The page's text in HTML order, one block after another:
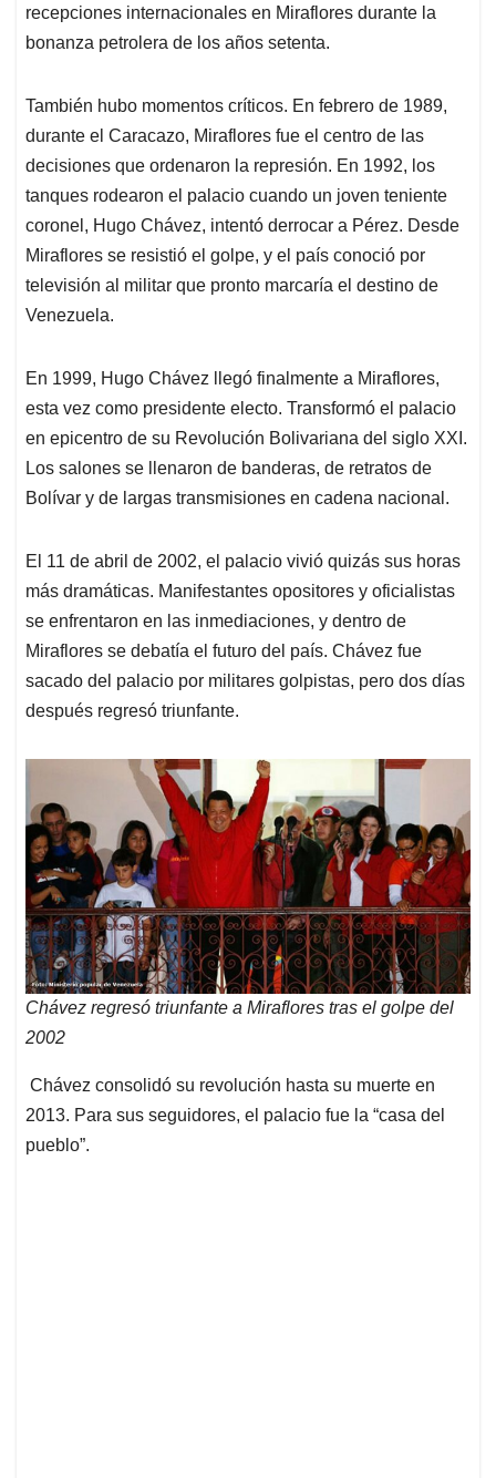
recepciones internacionales en Miraflores durante la
bonanza petrolera de los años setenta.
También hubo momentos críticos. En febrero de 1989,
durante el Caracazo, Miraflores fue el centro de las
decisiones que ordenaron la represión. En 1992, los
tanques rodearon el palacio cuando un joven teniente
coronel, Hugo Chávez, intentó derrocar a Pérez. Desde
Miraflores se resistió el golpe, y el país conoció por
televisión al militar que pronto marcaría el destino de
Venezuela.
En 1999, Hugo Chávez llegó finalmente a Miraflores,
esta vez como presidente electo. Transformó el palacio
en epicentro de su Revolución Bolivariana del siglo XXI.
Los salones se llenaron de banderas, de retratos de
Bolívar y de largas transmisiones en cadena nacional.
El 11 de abril de 2002, el palacio vivió quizás sus horas
más dramáticas. Manifestantes opositores y oficialistas
se enfrentaron en las inmediaciones, y dentro de
Miraflores se debatía el futuro del país. Chávez fue
sacado del palacio por militares golpistas, pero dos días
después regresó triunfante.
Chávez regresó triunfante a Miraflores tras el golpe del
2002
Chávez consolidó su revolución hasta su muerte en
2013. Para sus seguidores, el palacio fue la “casa del
pueblo”.